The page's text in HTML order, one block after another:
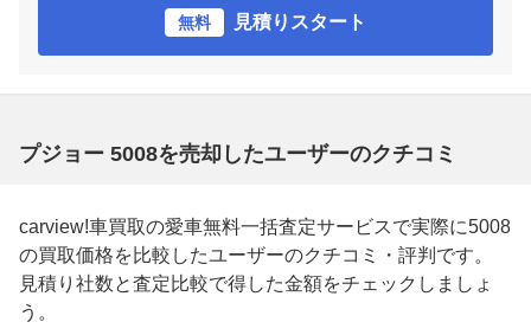
無料 見積りスタート
プジョー 5008を売却したユーザーのクチコミ
carview!車買取の愛車無料一括査定サービスで実際に5008
の買取価格を比較したユーザーのクチコミ・評判です。
見積り社数と査定比較で得した金額をチェックしましょ
う。